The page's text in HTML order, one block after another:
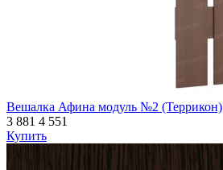
Вешалка Афина модуль №2 (Террикон)
3 881 4 551
Купить